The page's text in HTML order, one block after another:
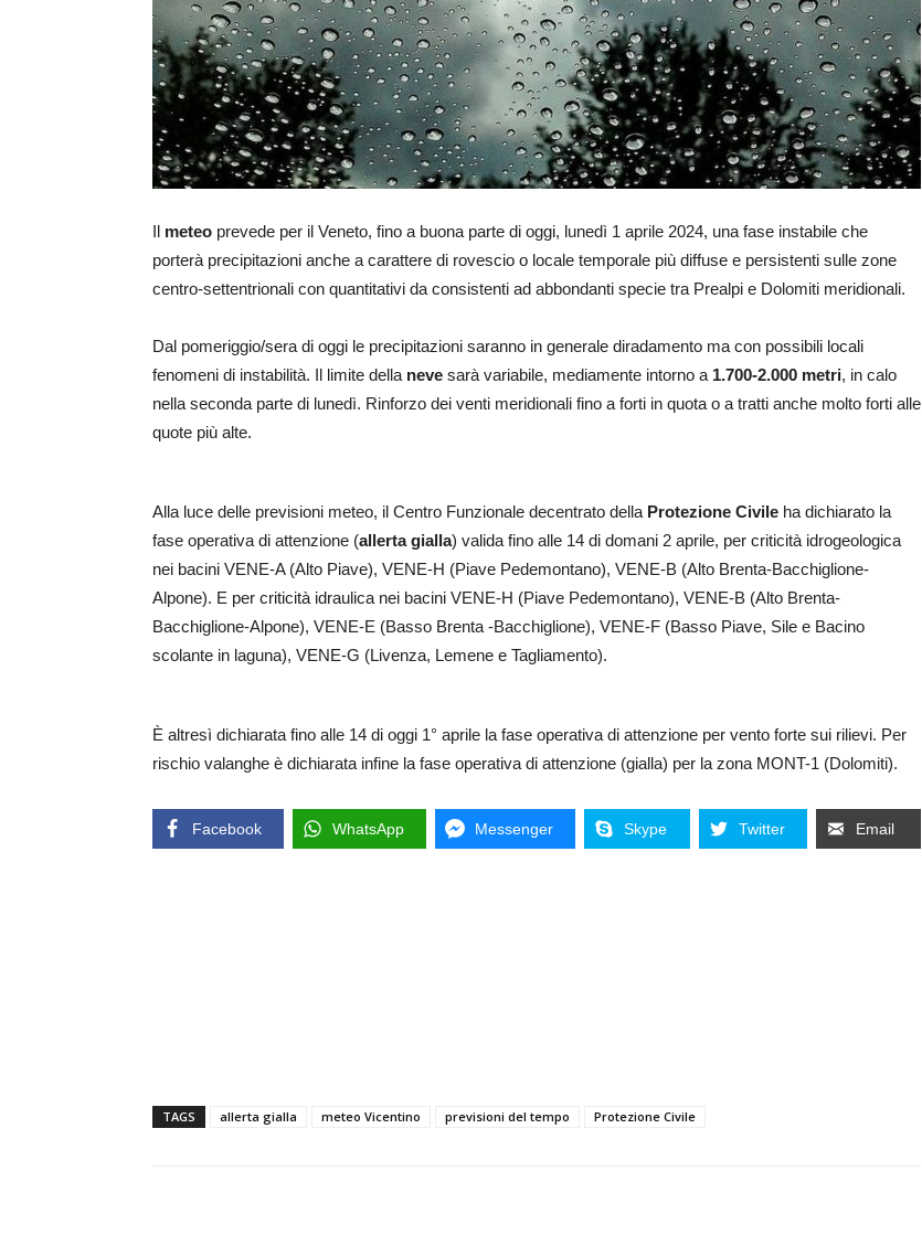
Il meteo prevede per il Veneto, fino a buona parte di oggi, lunedì 1 aprile 2024, una fase instabile che
porterà precipitazioni anche a carattere di rovescio o locale temporale più diffuse e persistenti sulle zone
centro-settentrionali con quantitativi da consistenti ad abbondanti specie tra Prealpi e Dolomiti meridionali.
Dal pomeriggio/sera di oggi le precipitazioni saranno in generale diradamento ma con possibili locali
fenomeni di instabilità. Il limite della neve sarà variabile, mediamente intorno a 1.700-2.000 metri, in calo
nella seconda parte di lunedì. Rinforzo dei venti meridionali fino a forti in quota o a tratti anche molto forti alle
quote più alte.
Alla luce delle previsioni meteo, il Centro Funzionale decentrato della Protezione Civile ha dichiarato la
fase operativa di attenzione (allerta gialla) valida fino alle 14 di domani 2 aprile, per criticità idrogeologica
nei bacini VENE-A (Alto Piave), VENE-H (Piave Pedemontano), VENE-B (Alto Brenta-Bacchiglione-
Alpone). E per criticità idraulica nei bacini VENE-H (Piave Pedemontano), VENE-B (Alto Brenta-
Bacchiglione-Alpone), VENE-E (Basso Brenta -Bacchiglione), VENE-F (Basso Piave, Sile e Bacino
scolante in laguna), VENE-G (Livenza, Lemene e Tagliamento).
È altresì dichiarata fino alle 14 di oggi 1° aprile la fase operativa di attenzione per vento forte sui rilievi. Per
rischio valanghe è dichiarata infine la fase operativa di attenzione (gialla) per la zona MONT-1 (Dolomiti).
Facebook WhatsApp Messenger Skype Twitter Email
TAGS allerta gialla meteo Vicentino previsioni del tempo Protezione Civile